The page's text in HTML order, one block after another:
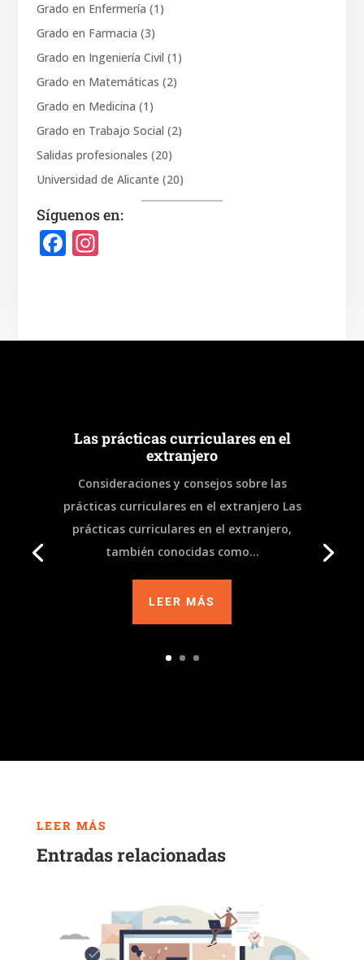
Grado en Enfermería (1)
Grado en Farmacia (3)
Grado en Ingeniería Civil (1)
Grado en Matemáticas (2)
Grado en Medicina (1)
Grado en Trabajo Social (2)
Salidas profesionales (20)
Universidad de Alicante (20)
Síguenos en:
F
b
k
In
a
Las prácticas curriculares en el
extranjero
Consideraciones y consejos sobre las
prácticas curriculares en el extranjero Las
prácticas curriculares en el extranjero,
también conocidas como...
LEER MÁS
LEER MÁS
Entradas relacionadas